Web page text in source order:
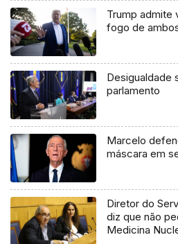
Trump admite
fogo de
Desigualdade
parlamento
Marcelo
máscara em
Diretor do
diz que não
Medicina